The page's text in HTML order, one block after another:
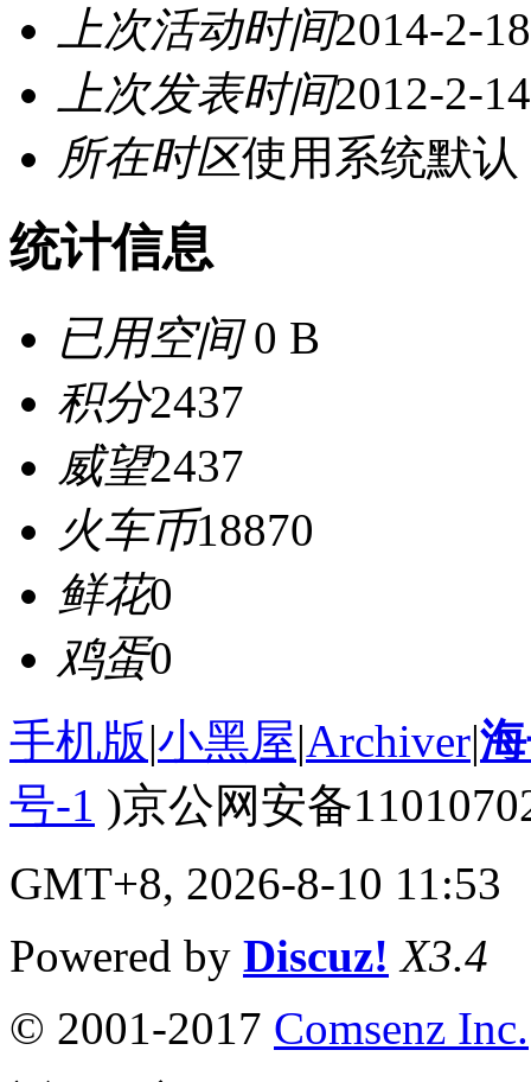
上次活动时间2014-2-
上次发表时间2012-2-
所在时区使用系统默认
统计信息
已用空间0 B
积分2437
威望2437
火车币18870
鲜花0
鸡蛋0
手机版|小黑屋|Archiver|
号-1 )京公网安备
GMT+8, 2026-8-10 11:53
Powered by Discuz! X3.4
© 2001-2017 Comsenz Inc.